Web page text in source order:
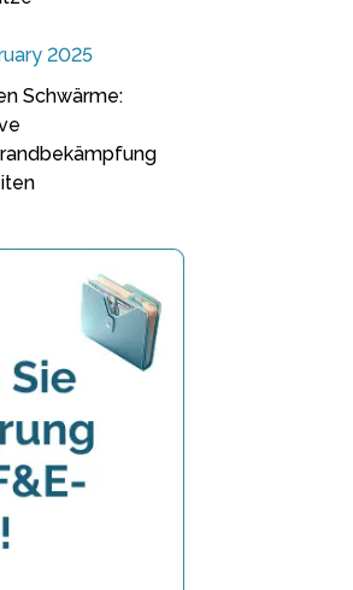
2025
Schwärme: